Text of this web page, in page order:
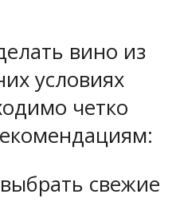
вино из
условиях
четко
свежие